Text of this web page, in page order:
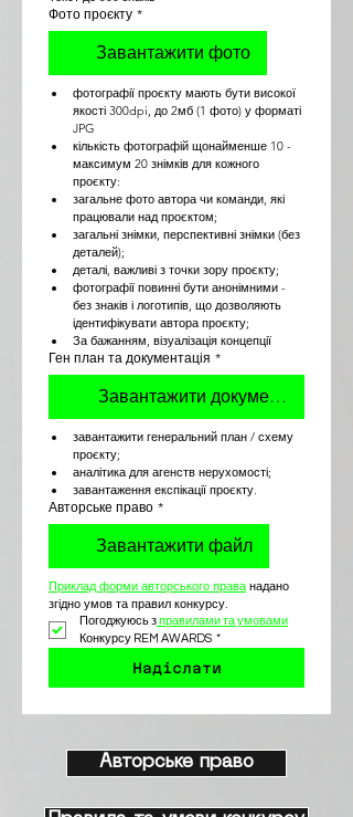
Фото проєкту *
Завантажити фото
фотографії проєкту мають бути високої
якості 300dpi, до 2мб (1 фото) у форматі
JPG
кількість фотографій щонайменше 10 -
максимум 20 знімків для кожного
проєкту:
загальне фото автора чи команди, які
працювали над проєктом;
загальні знімки, перспективні знімки (без
деталей);
деталі, важливі з точки зору проєкту;
фотографії повинні бути анонімними -
без знаків і логотипів, що дозволяють
ідентифікувати автора проєкту;
За бажанням, візуалізація концепції
Ген план та документація *
Завантажити документи
завантажити генеральний план / схему
проєкту;
аналітика для агенств нерухомості;
завантаження експікації проєкту.
Авторське право *
Завантажити файл
Приклад форми авторського права надано
згідно умов та правил конкурсу.
Погоджуюсь з правилами та умовами
Конкурсу REM AWARDS *
Надіслати
Авторське право